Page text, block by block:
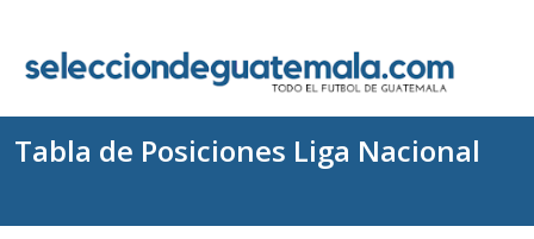
Tabla de Posiciones Liga Nacional